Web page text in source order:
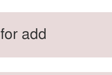
for add